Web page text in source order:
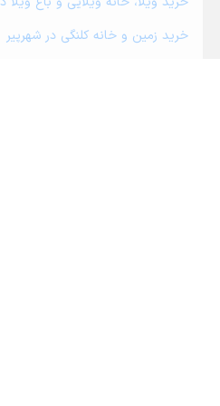
خرید زمین و خانه کلنگی در شهرپیر